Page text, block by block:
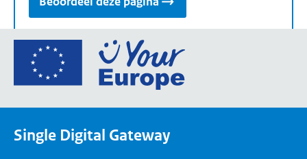
Ga
de
Single Digital Gateway